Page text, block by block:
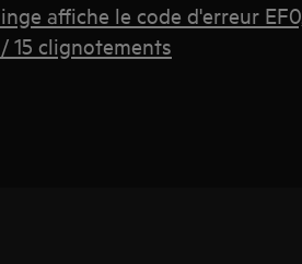
affiche le code d'erreur
15 clignotements